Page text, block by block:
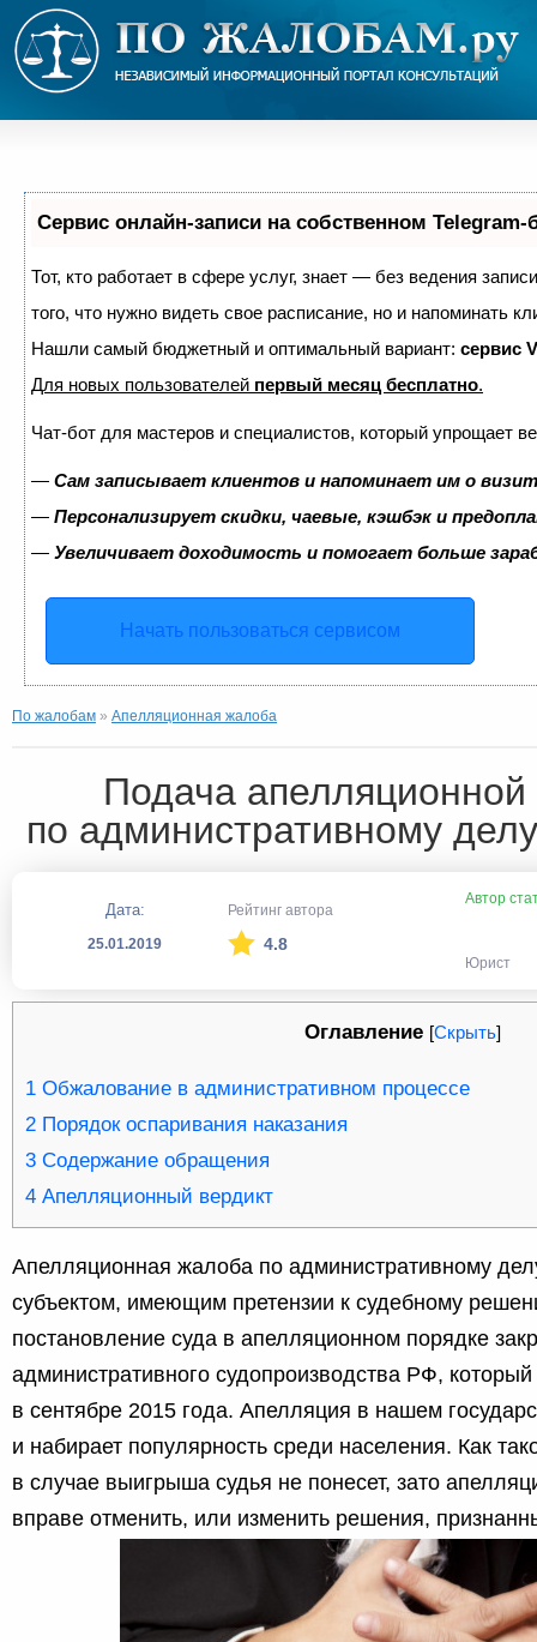
Сервис онлайн-записи на собственном Telegram-
Тот, кто работает в сфере услуг, знает — без ведения
того, что нужно видеть свое расписание, но и напоминать
Нашли самый бюджетный и оптимальный вариант: сервис
Для новых пользователей первый месяц бесплатно.
Чат-бот для мастеров и специалистов, который упрощает
— Сам записывает клиентов и напоминает им о
— Персонализирует скидки, чаевые, кэшбэк и
— Увеличивает доходимость и помогает больше
Начать пользоваться сервисом
По жалобам » Апелляционная жалоба
Подача
по административному
Дата:
25.01.2019
Рейтинг автора
4.8
Автор
Юрист
Оглавление [Скрыть]
1 Обжалование в административном процессе
2 Порядок оспаривания наказания
3 Содержание обращения
4 Апелляционный вердикт
Апелляционная жалоба по административному
субъектом, имеющим претензии к судебному
постановление суда в апелляционном порядке
административного судопроизводства РФ,
в сентябре 2015 года. Апелляция в нашем
и набирает популярность среди населения. Как
в случае выигрыша судья не понесет, зато
вправе отменить, или изменить решения,